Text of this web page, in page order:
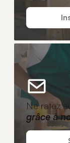
Ne ratez
grâce à